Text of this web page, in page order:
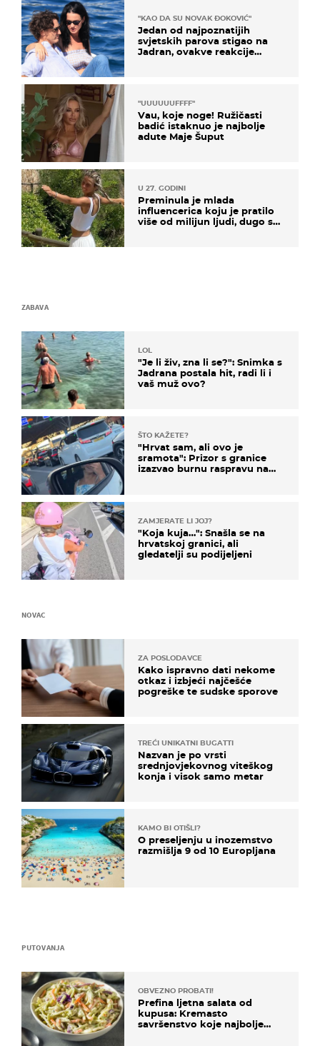
"KAO DA SU NOVAK ĐOKOVIĆ"
Jedan od najpoznatijih
svjetskih parova stigao na
Jadran, ovakve reakcije
"UUUUUUFFFF"
Vau, koje noge! Ružičasti
badić istaknuo je najbolje
adute Maje Šuput
U 27. GODINI
Preminula je mlada
influencerica koju je pratilo
više od milijun ljudi, dugo se
ZABAVA
LOL
"Je li živ, zna li se?": Snimka s
Jadrana postala hit, radi li i
vaš muž ovo?
ŠTO KAŽETE?
"Hrvat sam, ali ovo je
sramota": Prizor s granice
izazvao burnu raspravu na
ZAMJERATE LI JOJ?
"Koja kuja…": Snašla se na
hrvatskoj granici, ali
gledatelji su podijeljeni
PUTOVANJA
OBVEZNO PROBATI!
Prefina ljetna salata od
kupusa: Kremasto
savršenstvo koje najbolje
NOVAC
ZA POSLODAVCE
Kako ispravno dati nekome
otkaz i izbjeći najčešće
pogreške te sudske sporove
TREĆI UNIKATNI BUGATTI
Nazvan je po vrsti
srednjovjekovnog viteškog
konja i visok samo metar
KAMO BI OTIŠLI?
O preseljenju u inozemstvo
razmišlja 9 od 10 Europljana